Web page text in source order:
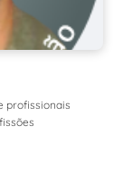
profissionais